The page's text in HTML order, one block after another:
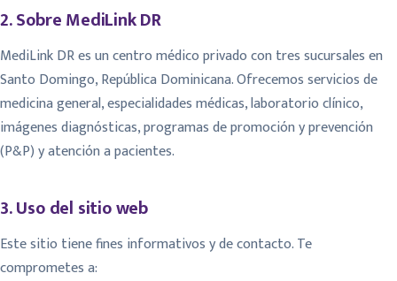
2. Sobre MediLink DR
MediLink DR es un centro médico privado con tres sucursales en
Santo Domingo, República Dominicana. Ofrecemos servicios de
medicina general, especialidades médicas, laboratorio clínico,
imágenes diagnósticas, programas de promoción y prevención
(P&P) y atención a pacientes.
3. Uso del sitio web
Este sitio tiene fines informativos y de contacto. Te
comprometes a: